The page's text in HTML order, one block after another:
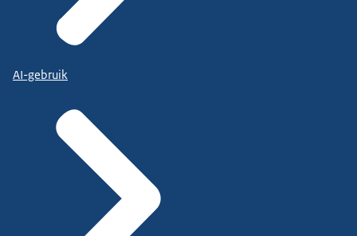
AI-gebruik